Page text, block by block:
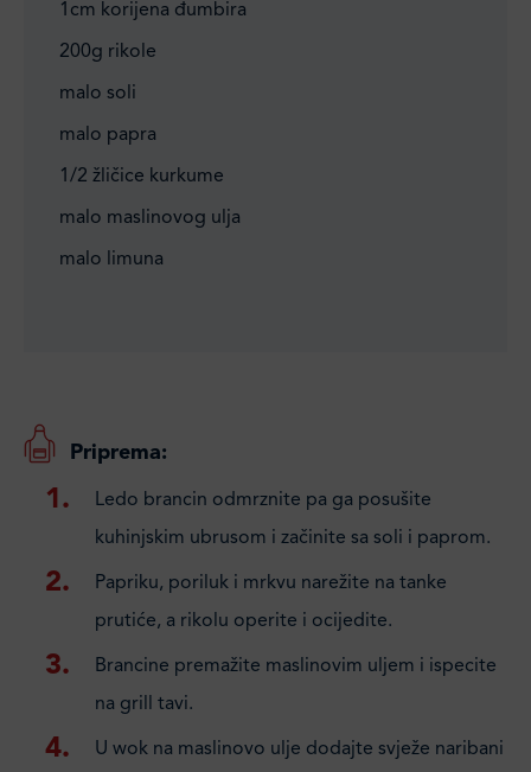
1cm korijena đumbira
200g rikole
malo soli
malo papra
1/2 žličice kurkume
malo maslinovog ulja
malo limuna
Priprema:
Ledo brancin odmrznite pa ga posušite
kuhinjskim ubrusom i začinite sa soli i paprom.
Papriku, poriluk i mrkvu narežite na tanke
prutiće, a rikolu operite i ocijedite.
Brancine premažite maslinovim uljem i ispecite
na grill tavi.
U wok na maslinovo ulje dodajte svježe naribani